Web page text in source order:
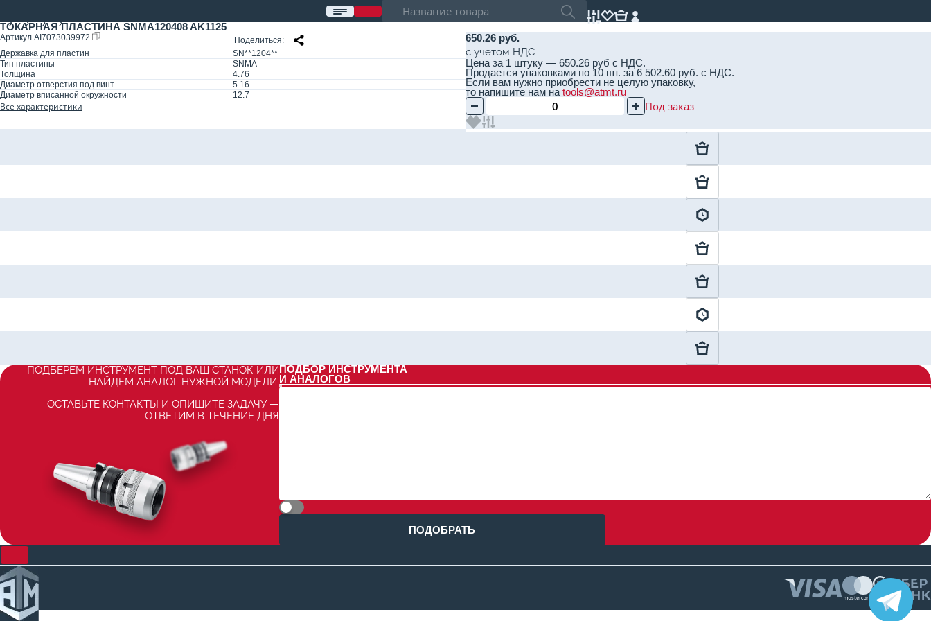
ТОКАРНАЯ ПЛАСТИНА SNMA120408 AK1125
Артикул AI7073039972
Поделиться
Державка для пластин
SN**1204**
Тип пластины
SNMA
Толщина
4.76
Диаметр отверстия под винт
5.16
Диаметр вписанной окружности
12.7
Все характеристики
650.26 руб.
с учетом НДС
Цена за 1 штуку — 650.26 руб с НДС.
Продается упаковками по 10 шт. за 6 502.60 руб. с НДС.
Если вам нужно приобрести не целую упаковку,
то напишите нам на tools@atmt.ru
Под заказ
ПОДБЕРЕМ ИНСТРУМЕНТ ПОД ВАШ СТАНОК ИЛИ
НАЙДЕМ АНАЛОГ НУЖНОЙ МОДЕЛИ.
ОСТАВЬТЕ КОНТАКТЫ И ОПИШИТЕ ЗАДАЧУ —
ОТВЕТИМ В ТЕЧЕНИЕ ДНЯ
ПОДБОР ИНСТРУМЕНТА
И АНАЛОГОВ
ПОДОБРАТЬ